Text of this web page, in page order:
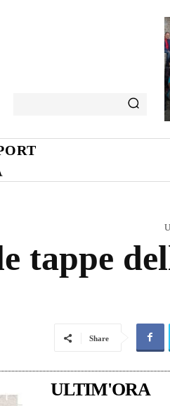
tappe
Share
ULTIM'ORA